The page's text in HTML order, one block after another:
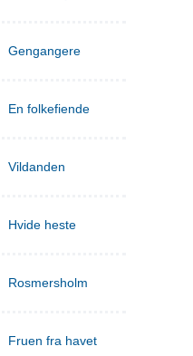
Gengangere
En folkefiende
Vildanden
Hvide heste
Rosmersholm
Fruen fra havet